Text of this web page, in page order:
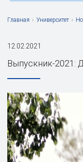
Главная › Университет ›
12.02.2021
Выпускник-2021: